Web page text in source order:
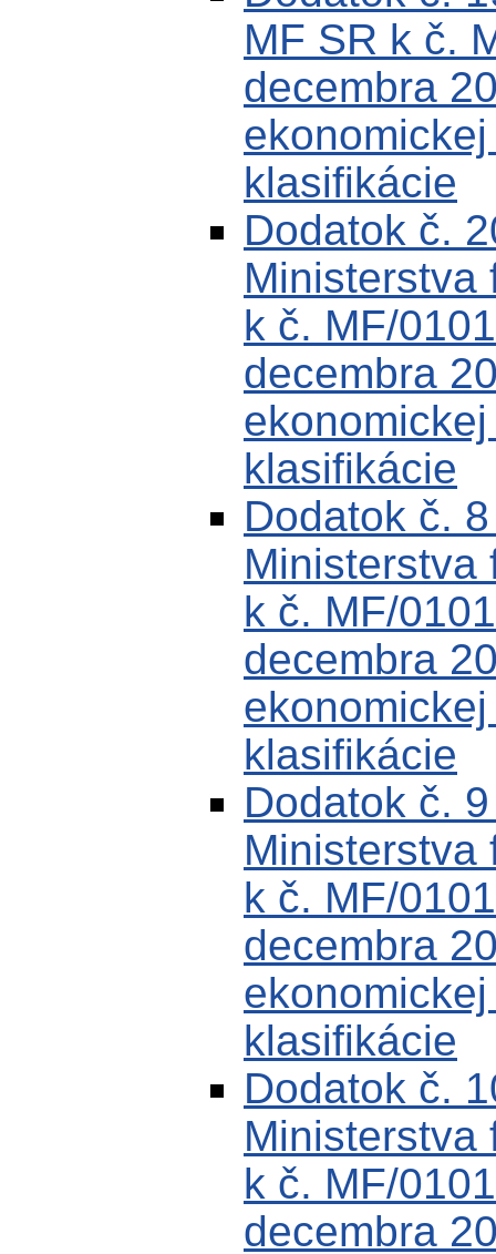
MF SR k č.
decembra
klasifikácie
Dodatok č.
Ministerstva
k č. MF/
decembra
klasifikácie
Dodatok č.
Ministerstva
k č. MF/
decembra
klasifikácie
Dodatok č.
Ministerstva
k č. MF/
decembra
klasifikácie
Dodatok č.
Ministerstva
k č. MF/
decembra